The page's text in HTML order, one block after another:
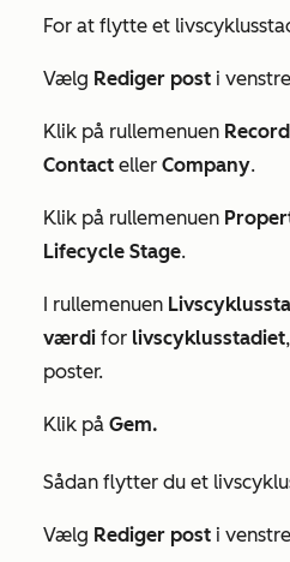
For at flytte et
Vælg Rediger post i
Klik på rullemenuen
Contact eller Company.
Klik på rullemenuen
Lifecycle Stage.
I rullemenuen
værdi for livscyklusstadiet
poster.
Klik på Gem.
Sådan flytter du et
Vælg Rediger post i